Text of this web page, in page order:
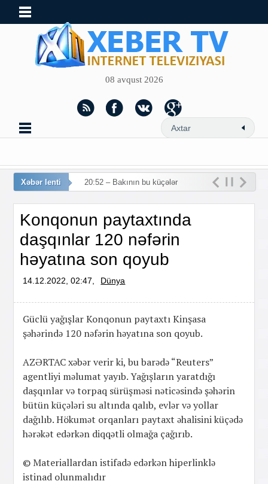
08 avqust 2026
Xəbər lenti 20:52 – Bakının bu küçələrində
Konqonun paytaxtında
daşqınlar 120 nəfərin
həyatına son qoyub
14.12.2022, 02:47, Dünya
Güclü yağışlar Konqonun paytaxtı Kinşasa
şəhərində 120 nəfərin həyatına son qoyub.
AZƏRTAC xəbər verir ki, bu barədə “Reuters”
agentliyi məlumat yayıb. Yağışların yaratdığı
daşqınlar və torpaq sürüşməsi nəticəsində şəhərin
bütün küçələri su altında qalıb, evlər və yollar
dağılıb. Hökumət orqanları paytaxt əhalisini küçədə
hərəkət edərkən diqqətli olmağa çağırıb.
© Materiallardan istifadə edərkən hiperlinklə
istinad olunmalıdır